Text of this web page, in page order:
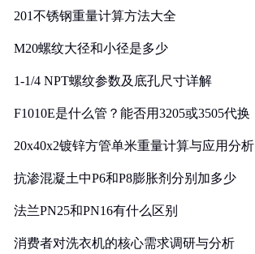
201不锈钢重量计算方法大全
M20螺纹大径和小径是多少
1-1/4 NPT螺纹参数及底孔尺寸详解
F1010E是什么管？能否用3205或3505代换
20x40x2镀锌方管单米重量计算与应用分析
抗渗混凝土中P6和P8膨胀剂分别加多少
法兰PN25和PN16有什么区别
消费者对洗衣机的核心需求调研与分析